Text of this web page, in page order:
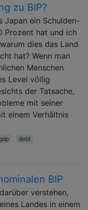
zu BIP?
Japan ein Schulden-
Prozent hat und ich
dies das Land
hat? Wenn man
Menschen
Level völlig
der Tatsache,
mit seiner
einem Verhältnis
debt
BIP
verstehen,
Landes in einem